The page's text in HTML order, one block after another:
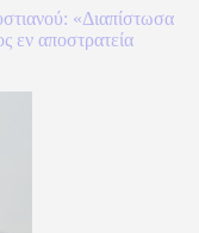
«Διαπίστωσα
εν αποστρατεία